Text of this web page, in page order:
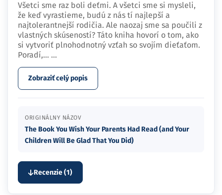
Všetci sme raz boli deťmi. A všetci sme si mysleli,
že keď vyrastieme, budú z nás tí najlepší a
najtolerantnejší rodičia. Ale naozaj sme sa poučili z
vlastných skúseností? Táto kniha hovorí o tom, ako
si vytvoriť plnohodnotný vzťah so svojím dieťaťom.
Poradí,… ...
Zobraziť celý popis
ORIGINÁLNY NÁZOV
The Book You Wish Your Parents Had Read (and Your
Children Will Be Glad That You Did)
Recenzie (1)